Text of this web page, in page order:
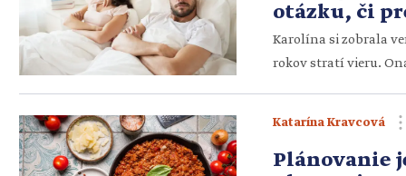
otázku, či
nejaké
Karolína si zobrala
rokov stratí vieru.
Plánovanie
Katarína Kravcová